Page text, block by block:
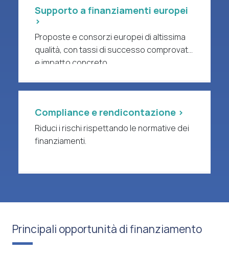
Supporto a finanziamenti europei
>
Proposte e consorzi europei di altissima
qualità, con tassi di successo comprovati
e impatto concreto.
Compliance e rendicontazione >
Riduci i rischi rispettando le normative dei
finanziamenti.
Principali opportunità di finanziamento